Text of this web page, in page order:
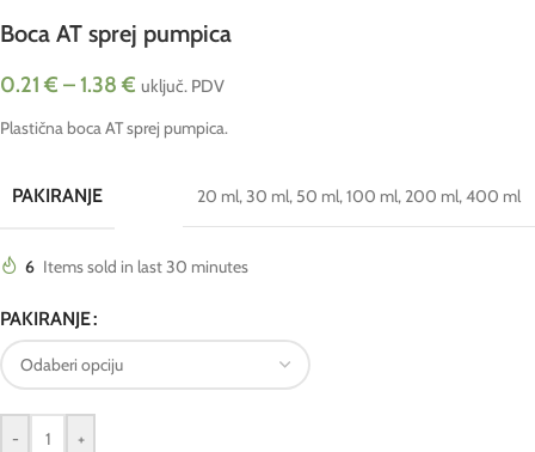
Boca AT sprej pumpica
0.21 € –1.38 € uključ. PDV
Plastična boca AT sprej pumpica.
PAKIRANJE 20 ml,30 ml, 50 ml,100 ml, 200 ml,400 ml
6 Items sold in last 30 minutes
PAKIRANJE
- +